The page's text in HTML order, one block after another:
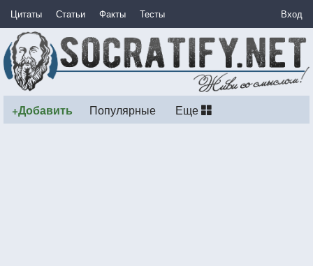
Цитаты Статьи Факты Тесты Вход
+Добавить Популярные Еще